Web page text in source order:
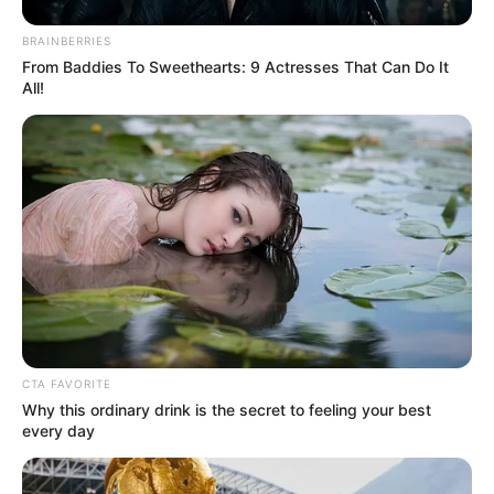
Ακολουθήστε το evianews.com στο
Google
News
BRAINBERRIES
From Baddies To Sweethearts: 9 Actresses That Can Do It
All!
CTA FAVORITE
Why this ordinary drink is the secret to feeling your best
every day